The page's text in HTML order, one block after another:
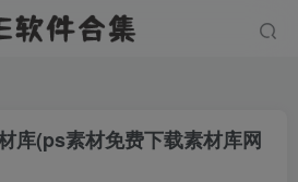
库(ps素材免费下载素材库网